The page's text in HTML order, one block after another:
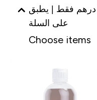
٣ نكهات فلاف دروب ب ٦٦ درهم فقط | يطبق
على السلة
Choose items